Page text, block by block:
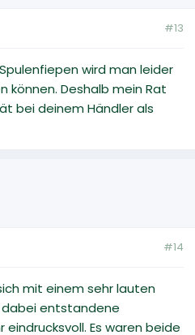
#13
wird man leider
können. Deshalb mein Rat
bei deinem Händler als
#14
mit einem sehr lauten
dabei entstandene
Es waren beide